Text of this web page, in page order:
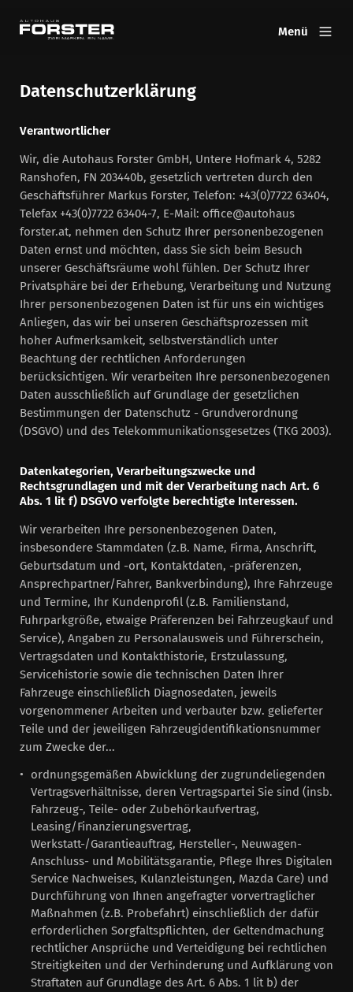
Menü
Datenschutzerklärung
Verantwortlicher
Wir, die Autohaus Forster GmbH, Untere Hofmark 4, 5282
Ranshofen, FN 203440b, gesetzlich vertreten durch den
Geschäftsführer Markus Forster, Telefon: +43(0)7722 63404,
Telefax +43(0)7722 63404-7, E-Mail: office@autohaus
forster.at, nehmen den Schutz Ihrer personenbezogenen
Daten ernst und möchten, dass Sie sich beim Besuch
unserer Geschäftsräume wohl fühlen. Der Schutz Ihrer
Privatsphäre bei der Erhebung, Verarbeitung und Nutzung
Ihrer personenbezogenen Daten ist für uns ein wichtiges
Anliegen, das wir bei unseren Geschäftsprozessen mit
hoher Aufmerksamkeit, selbstverständlich unter
Beachtung der rechtlichen Anforderungen
berücksichtigen. Wir verarbeiten Ihre personenbezogenen
Daten ausschließlich auf Grundlage der gesetzlichen
Bestimmungen der Datenschutz - Grundverordnung
(DSGVO) und des Telekommunikationsgesetzes (TKG 2003).
Datenkategorien, Verarbeitungszwecke und
Rechtsgrundlagen und mit der Verarbeitung nach Art. 6
Abs. 1 lit f) DSGVO verfolgte berechtigte Interessen.
Wir verarbeiten Ihre personenbezogenen Daten,
insbesondere Stammdaten (z.B. Name, Firma, Anschrift,
Geburtsdatum und -ort, Kontaktdaten, -präferenzen,
Ansprechpartner/Fahrer, Bankverbindung), Ihre Fahrzeuge
und Termine, Ihr Kundenprofil (z.B. Familienstand,
Fuhrparkgröße, etwaige Präferenzen bei Fahrzeugkauf und
Service), Angaben zu Personalausweis und Führerschein,
Vertragsdaten und Kontakthistorie, Erstzulassung,
Servicehistorie sowie die technischen Daten Ihrer
Fahrzeuge einschließlich Diagnosedaten, jeweils
vorgenommener Arbeiten und verbauter bzw. gelieferter
Teile und der jeweiligen Fahrzeugidentifikationsnummer
zum Zwecke der...
ordnungsgemäßen Abwicklung der zugrundeliegenden
Vertragsverhältnisse, deren Vertragspartei Sie sind (insb.
Fahrzeug-, Teile- oder Zubehörkaufvertrag,
Leasing/Finanzierungsvertrag,
Werkstatt-/Garantieauftrag, Hersteller-, Neuwagen-
Anschluss- und Mobilitätsgarantie, Pflege Ihres Digitalen
Service Nachweises, Kulanzleistungen, Mazda Care) und
Durchführung von Ihnen angefragter vorvertraglicher
Maßnahmen (z.B. Probefahrt) einschließlich der dafür
erforderlichen Sorgfaltspflichten, der Geltendmachung
rechtlicher Ansprüche und Verteidigung bei rechtlichen
Streitigkeiten und der Verhinderung und Aufklärung von
Straftaten auf Grundlage des Art. 6 Abs. 1 lit b) der